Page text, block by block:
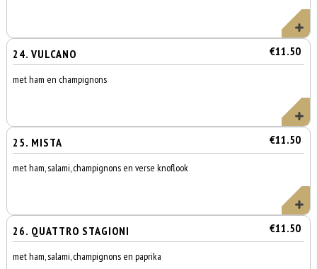
24. VULCANO €11.50
met ham en champignons
25. MISTA €11.50
met ham, salami, champignons en verse knoflook
26. QUATTRO STAGIONI €11.50
met ham, salami, champignons en paprika